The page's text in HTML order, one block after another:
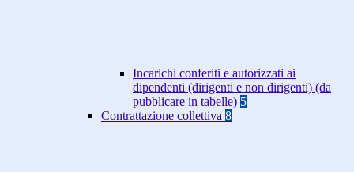
Incarichi conferiti e autorizzati ai
dipendenti (dirigenti e non dirigenti) (da
pubblicare in tabelle) 5
Contrattazione collettiva 8